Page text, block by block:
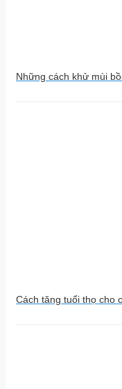
Những cách khử mùi
Cách tăng tuổi thọ cho